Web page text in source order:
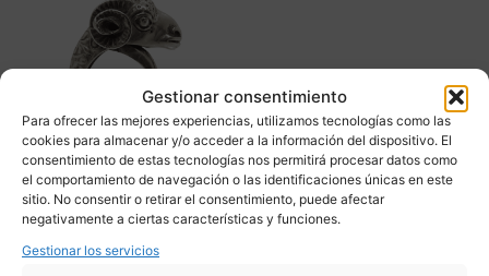
Gestionar consentimiento
Para ofrecer las mejores experiencias, utilizamos tecnologías como las
cookies para almacenar y/o acceder a la información del dispositivo. El
consentimiento de estas tecnologías nos permitirá procesar datos como
el comportamiento de navegación o las identificaciones únicas en este
sitio. No consentir o retirar el consentimiento, puede afectar
negativamente a ciertas características y funciones.
Gestionar los servicios
Anillo “Cabeza de
carnero”, Plata 925, 60’s